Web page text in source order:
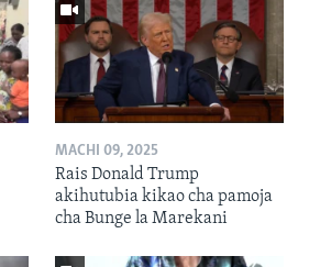
MACHI 09, 2025
Rais Donald Trump
akihutubia kikao cha pamoja
cha Bunge la Marekani